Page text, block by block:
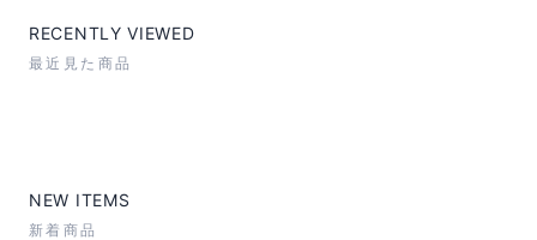
RECENTLY VIEWED
最近見た商品
NEW ITEMS
新着商品